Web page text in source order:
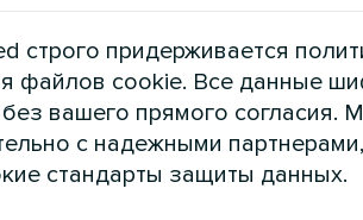
строго придерживается
файлов cookie. Все данные
вашего прямого согласия.
с надежными
стандарты защиты данных.